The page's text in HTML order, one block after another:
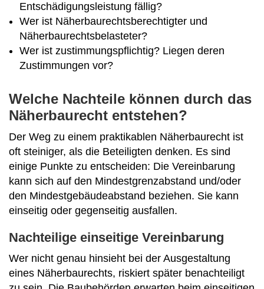
Entschädigungsleistung fällig?
Wer ist Näherbaurechtsberechtigter und
Näherbaurechtsbelasteter?
Wer ist zustimmungspflichtig? Liegen deren
Zustimmungen vor?
Welche Nachteile können durch das
Näherbaurecht entstehen?
Der Weg zu einem praktikablen Näherbaurecht ist
oft steiniger, als die Beteiligten denken. Es sind
einige Punkte zu entscheiden: Die Vereinbarung
kann sich auf den Mindestgrenzabstand und/oder
den Mindestgebäudeabstand beziehen. Sie kann
einseitig oder gegenseitig ausfallen.
Nachteilige einseitige Vereinbarung
Wer nicht genau hinsieht bei der Ausgestaltung
eines Näherbaurechts, riskiert später benachteiligt